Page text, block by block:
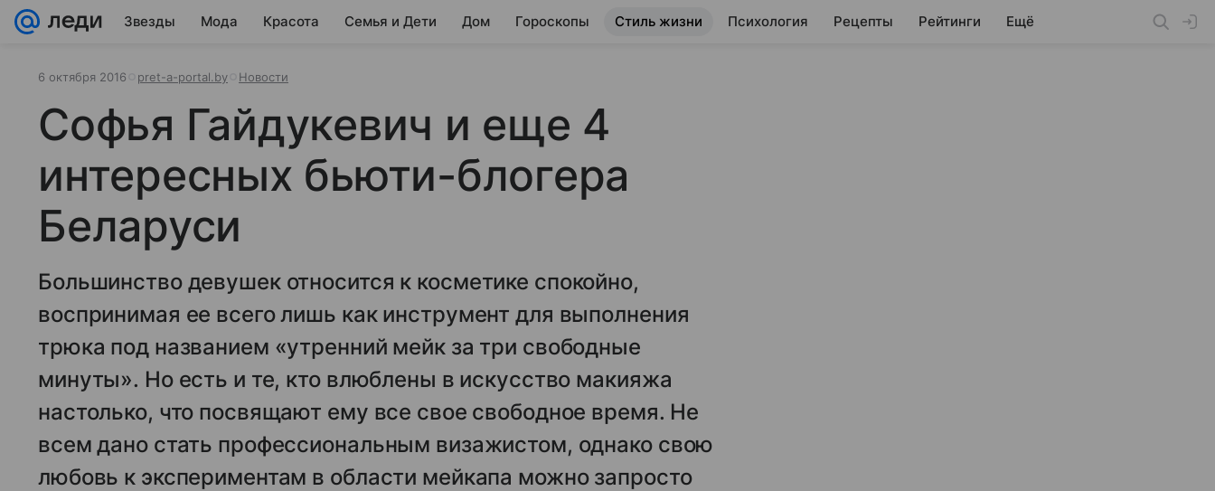
Звезды Мода Красота Семья и Дети Дом Гороскопы Стиль жизни Психология Рецепты Рейтинги Ещё
6 октября 2016 pret-a-portal.by Новости
Софья Гайдукевич и еще 4
интересных бьюти-блогера
Беларуси
Большинство девушек относится к косметике спокойно,
воспринимая ее всего лишь как инструмент для выполнения
трюка под названием «утренний мейк за три свободные
минуты». Но есть и те, кто влюблены в искусство макияжа
настолько, что посвящают ему все свое свободное время. Не
всем дано стать профессиональным визажистом, однако свою
любовь к экспериментам в области мейкапа можно запросто